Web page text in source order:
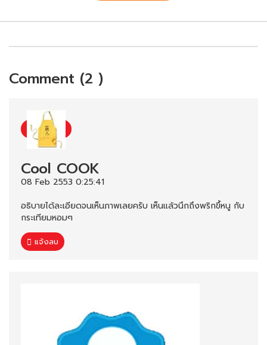
Comment (2 )
Cool COOK
08 Feb 2553 0:25:41
อธิบายได้ละเอียดจนเห็นภาพเลยครับ เห็นแล้วนึกถึงพริกขึ้หนู กับ
กระเทียมหอมๆ
แจ้งลบ